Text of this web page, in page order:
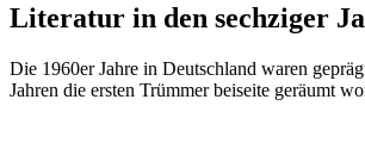
Literatur in den sechziger
Die 1960er Jahre in Deutschland waren
Jahren die ersten Trümmer beiseite geräumt